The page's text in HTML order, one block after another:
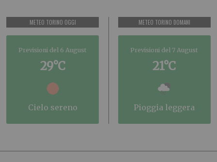
METEO TORINO OGGI
Previsioni del 6 August
29°C
cielo sereno
METEO TORINO DOMANI
Previsioni del 7 August
21°C
pioggia leggera